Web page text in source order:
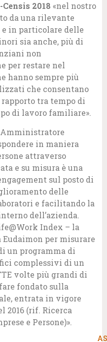
2018 «nel nostro
da una rilevante
in particolare delle
sia anche, più di
non
per restare nel
hanno sempre più
che consentano
tra tempo di
di lavoro familiare».
in maniera
attraverso
e su misura è una
sul posto di
delle
e facilitando la
dell’azienda.
Index – la
per misurare
un programma di
complessivi di un
volte più grandi di
fondato sulla
entrata in vigore
2016 (rif. Ricerca
e Persone)».